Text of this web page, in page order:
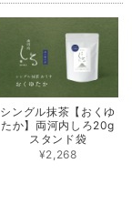
シングル抹茶【おくゆ
たか】両河内しろ20g
スタンド袋
¥2,268